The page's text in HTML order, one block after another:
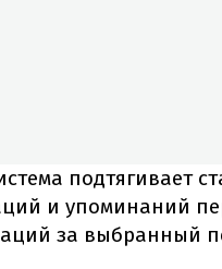
подтягивает
и упоминаний
за выбранный